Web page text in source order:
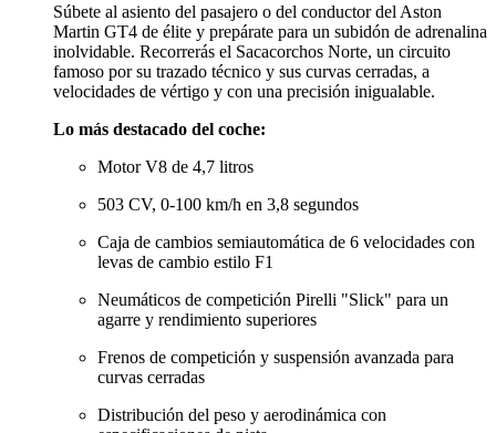
Súbete al asiento del pasajero o del conductor del Aston
Martin GT4 de élite y prepárate para un subidón de adrenalina
inolvidable. Recorrerás el Sacacorchos Norte, un circuito
famoso por su trazado técnico y sus curvas cerradas, a
velocidades de vértigo y con una precisión inigualable.
Lo más destacado del coche:
Motor V8 de 4,7 litros
503 CV, 0-100 km/h en 3,8 segundos
Caja de cambios semiautomática de 6 velocidades con
levas de cambio estilo F1
Neumáticos de competición Pirelli "Slick" para un
agarre y rendimiento superiores
Frenos de competición y suspensión avanzada para
curvas cerradas
Distribución del peso y aerodinámica con